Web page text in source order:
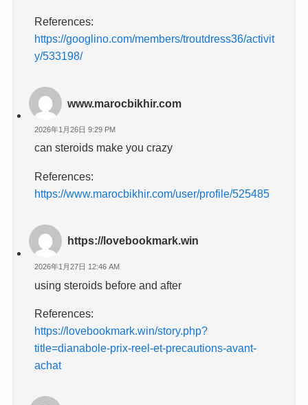
References:
https://googlino.com/members/troutdress36/activit
y/533198/
www.marocbikhir.com
2026年1月26日 9:29 PM
can steroids make you crazy
References:
https://www.marocbikhir.com/user/profile/525485
https://lovebookmark.win
2026年1月27日 12:46 AM
using steroids before and after
References:
https://lovebookmark.win/story.php?
title=dianabole-prix-reel-et-precautions-avant-
achat